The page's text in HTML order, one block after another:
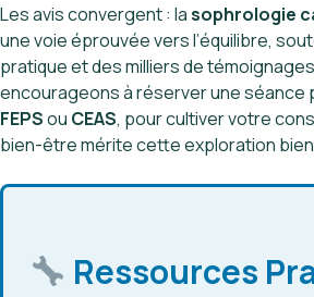
Les avis convergent : lasophrologie
une voie éprouvée vers l’équilibre,
pratique et des milliers de
encourageons à réserver une séance
FEPSou CEAS, pour cultiver votre
bien-être mérite cette exploration
Ressources